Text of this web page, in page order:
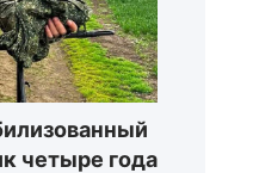
четыре года